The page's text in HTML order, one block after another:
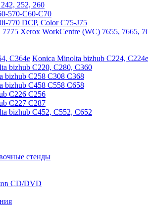
252, 260
570-C60-C70
770 DCP, Color C75-J75
Xerox WorkCentre (WC) 7655, 7665,
Konica Minolta bizhub C224,
bizhub C220, C280, C360
bizhub C258 C308 C368
bizhub C458 C558 C658
C226 C256
C227 C287
bizhub C452, C552, C652
стенды
CD/DVD